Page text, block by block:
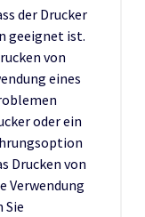
der Drucker
geeignet ist.
von
eines
oder ein
Drucken von
Verwendung
Sie